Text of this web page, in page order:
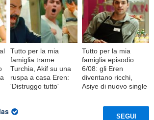
Tutto per la mia
famiglia trame
Turchia, Akif su una
ruspa a casa Eren:
'Distruggo tutto'
Tutto per la mia
famiglia episodio
6/08: gli Eren
diventano ricchi,
Asiye di nuovo single
SEGUI